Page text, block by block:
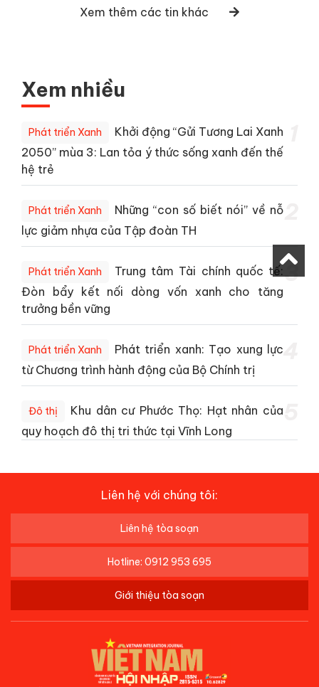
Xem thêm các tin khác
Xem nhiều
Phát triển Xanh
Khởi động “Gửi Tương Lai Xanh
2050” mùa 3: Lan tỏa ý thức sống xanh đến thế
hệ trẻ
Phát triển Xanh
Những “con số biết nói” về nỗ
lực giảm nhựa của Tập đoàn TH
Phát triển Xanh
Trung tâm Tài chính quốc tế:
Đòn bẩy kết nối dòng vốn xanh cho tăng
trưởng bền vững
3
Phát triển Xanh
Phát triển xanh: Tạo xung lực
từ Chương trình hành động của Bộ Chính trị
Đô thị
Khu dân cư Phước Thọ: Hạt nhân của
quy hoạch đô thị tri thức tại Vĩnh Long
Liên hệ với chúng tôi:
Liên hệ tòa soạn
Hotline: 0912 953 695
Giới thiệu tòa soạn